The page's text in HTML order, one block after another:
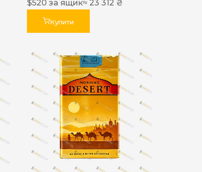
$520 за ящик≈ 23 312 ₴
Купити